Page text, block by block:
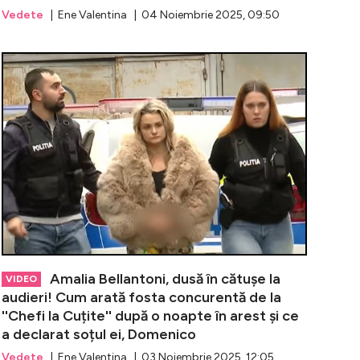
Vedete | Ene Valentina | 04 Noiembrie 2025, 09:50
pentru Mădălina Ghenea! Fostul partener,
VIDEO
Amalia Bellantoni, dusă în cătușe la
audieri! Cum arată fosta concurentă de la
''Chefi la Cuțite'' după o noapte în arest și ce
a declarat soțul ei, Domenico